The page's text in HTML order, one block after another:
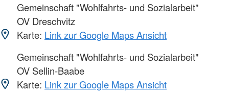
Gemeinschaft "Wohlfahrts- und Sozialarbeit"
OV Dreschvitz
Karte: Link zur Google Maps Ansicht
Gemeinschaft "Wohlfahrts- und Sozialarbeit"
OV Sellin-Baabe
Karte: Link zur Google Maps Ansicht